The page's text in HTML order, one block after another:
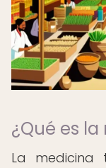
¿Qué es
La medicina